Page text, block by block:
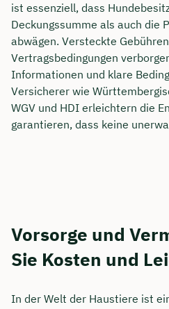
ist essenziell, dass
Deckungssumme als auch die
abwägen. Versteckte
Vertragsbedingungen
Informationen und klare
Versicherer wie
WGV und HDI erleichtern die
garantieren, dass keine
Vorsorge und
Sie Kosten und
In der Welt der Haustiere ist